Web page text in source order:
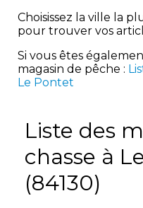
Choisissez la ville la
pour trouver vos
Si vous êtes
magasin de pêche :
Le Pontet
Liste des
chasse à
(84130)